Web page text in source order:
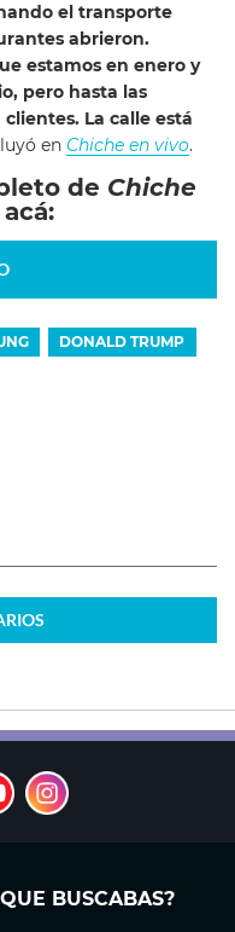
el transporte
abrieron.
estamos en enero y
pero hasta las
La calle está
en Chiche en vivo.
de Chiche
DONALD TRUMP
BUSCABAS?